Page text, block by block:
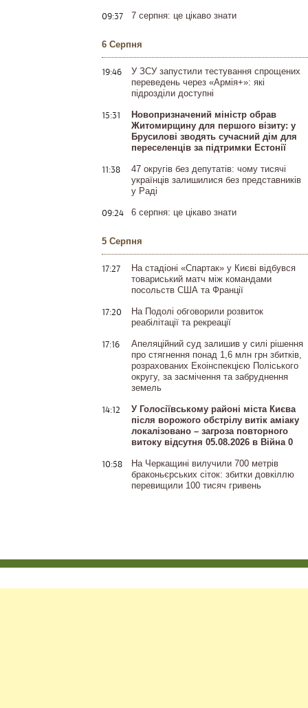
09:37 7 серпня: це цікаво знати
6 Серпня
19:46
У ЗСУ запустили тестування спрощених
переведень через «Армія+»: які
підрозділи доступні
15:31
Новопризначений міністр обрав
Житомирщину для першого візиту: у
Брусилові зводять сучасний дім для
переселенців за підтримки Естонії
11:38
47 округів без депутатів: чому тисячі
українців залишилися без представників
у Раді
09:24 6 серпня: це цікаво знати
5 Серпня
17:27
На стадіоні «Спартак» у Києві відбувся
товариський матч між командами
посольств США та Франції
17:20
На Подолі обговорили розвиток
реабілітації та рекреації
17:16
Апеляційний суд залишив у силі рішення
про стягнення понад 1,6 млн грн збитків,
розрахованих Екоінспекцією Поліського
округу, за засмічення та забруднення
земель
14:12
У Голосіївському районі міста Києва
після ворожого обстрілу витік аміаку
локалізовано – загроза повторного
витоку відсутня 05.08.2026 в Війна 0
10:58
На Черкащині вилучили 700 метрів
браконьєрських сіток: збитки довкіллю
перевищили 100 тисяч гривень